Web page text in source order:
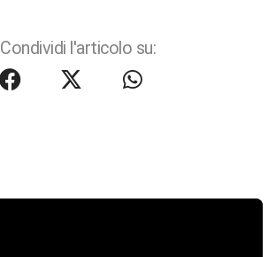
Condividi l'articolo su: